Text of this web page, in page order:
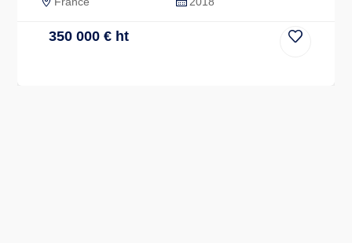
350 000 € ht